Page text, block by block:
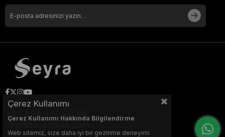
seyraltd@gmail.com
Çerez Kullanımı
Çerez Kullanımı Hakkında Bilgilendirme
Web sitemiz, size daha iyi bir gezinme deneyimi